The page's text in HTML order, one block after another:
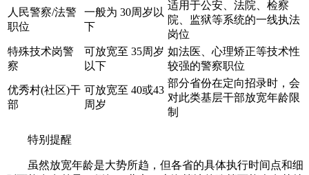
人民警察/法警
职位
一般为 30周岁以
下
适用于公安、法院、检察
院、监狱等系统的一线执法
岗位
特殊技术岗警
察
可放宽至 35周岁
以下
如法医、心理矫正等技术性
较强的警察职位
优秀村(社区)干
部
可放宽至 40或43
周岁
部分省份在定向招录时，会
对此类基层干部放宽年龄限
制
特别提醒
虽然放宽年龄是大势所趋，但各省的具体执行时间点和细